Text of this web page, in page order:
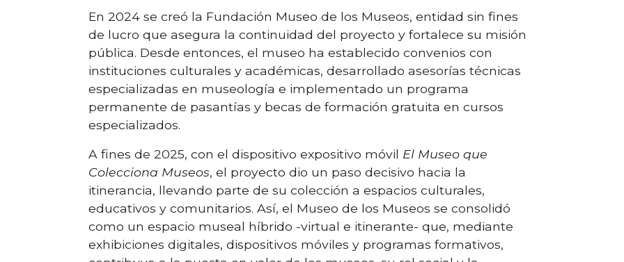
En 2024 se creó la Fundación Museo de los Museos, entidad sin fines
de lucro que asegura la continuidad del proyecto y fortalece su misión
pública. Desde entonces, el museo ha establecido convenios con
instituciones culturales y académicas, desarrollado asesorías técnicas
especializadas en museología e implementado un programa
permanente de pasantías y becas de formación gratuita en cursos
especializados.
A fines de 2025, con el dispositivo expositivo móvil El Museo que
Colecciona Museos, el proyecto dio un paso decisivo hacia la
itinerancia, llevando parte de su colección a espacios culturales,
educativos y comunitarios. Así, el Museo de los Museos se consolidó
como un espacio museal híbrido -virtual e itinerante- que, mediante
exhibiciones digitales, dispositivos móviles y programas formativos,